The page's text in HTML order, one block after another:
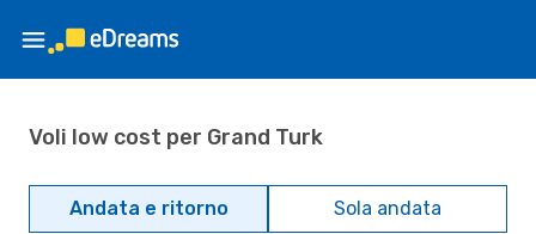
Voli low cost per Grand Turk
Andata e ritorno Sola andata